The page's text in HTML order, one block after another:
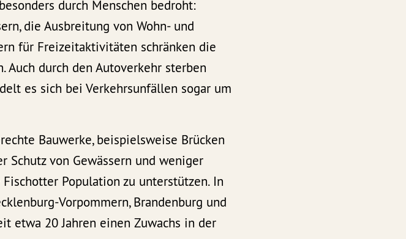
durch Menschen bedroht:
die Ausbreitung von Wohn- und
für Freizeitaktivitäten schränken die
Auch durch den Autoverkehr sterben
es sich bei Verkehrsunfällen sogar um
Bauwerke, beispielsweise Brücken
Schutz von Gewässern und weniger
Population zu unterstützen. In
Vorpommern, Brandenburg und
etwa 20 Jahren einen Zuwachs in der